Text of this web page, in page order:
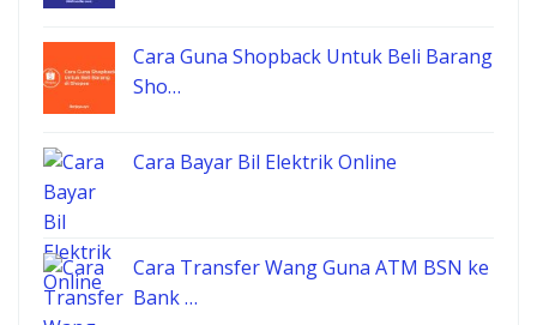
Cara Guna Shopback Untuk Beli Barang
Sho…
Cara Bayar Bil Elektrik Online
Cara Transfer Wang Guna ATM BSN ke
Bank …